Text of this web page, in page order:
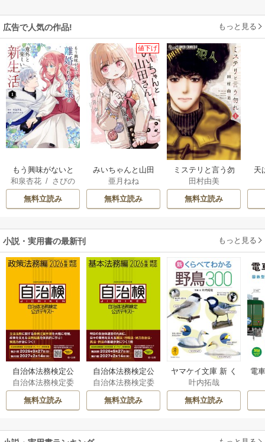
広告で人気の作品! もっと見る
もう興味がないと
離婚された令嬢の
意外と楽しい新生
活
和泉杏花 / さびの
ぶち
無料立読み
値下げ
みいちゃんと山田
さん
亜月ねね
無料立読み
ミステリと言う勿
れ
田村由美
無料立読み
天
小説・実用書の最新刊 もっと見る
自治体法務検定公
式テキスト 政策
法務編 ２０２６
年度検定対応 1巻
自治体法務検定委
員会
無料立読み
自治体法務検定公
式テキスト 基本
法務編 ２０２６
年度検定対応 1巻
自治体法務検定委
員会
無料立読み
ヤマケイ文庫 新 く
らべてわかる野鳥3
00 1巻
叶内拓哉
無料立読み
電